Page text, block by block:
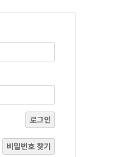
로그인
비밀번호 찾기